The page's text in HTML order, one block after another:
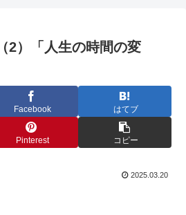
2）「人生の時間の変
Facebook はてブ
Pinterest コピー
2025.03.20